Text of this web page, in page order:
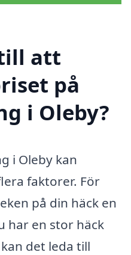
att
på
i Oleby?
i Oleby kan
faktorer. För
på din häck en
har en stor häck
det leda till